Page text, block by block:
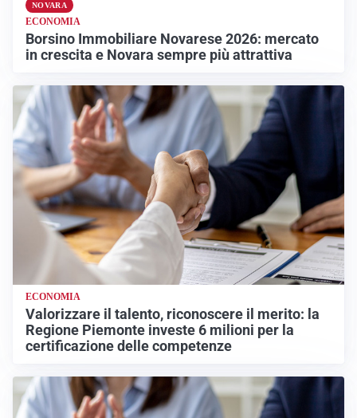
NOVARA
ECONOMIA
Borsino Immobiliare Novarese 2026: mercato
in crescita e Novara sempre più attrattiva
ECONOMIA
Valorizzare il talento, riconoscere il merito: la
Regione Piemonte investe 6 milioni per la
certificazione delle competenze